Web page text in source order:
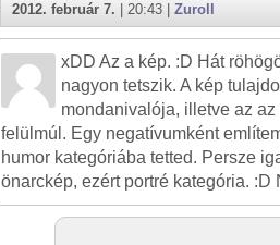
2012. február 7. | 20:43 | Zuroll
xDD Az a kép. :D Hát
nagyon tetszik. A kép
mondanivalója, illetve az
felülmúl. Egy negatívumként
humor kategóriába tetted. Persze
önarckép, ezért portré kategória. :D